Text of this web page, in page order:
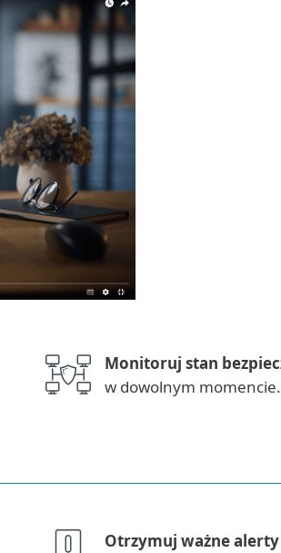
Monitoruj stan
w dowolnym momencie.
Otrzymuj ważne